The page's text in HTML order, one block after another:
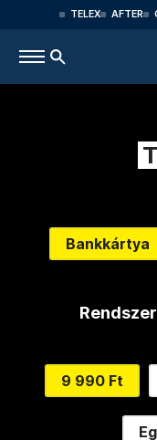
TELEX AFTER
Bankkártya
9 990 Ft